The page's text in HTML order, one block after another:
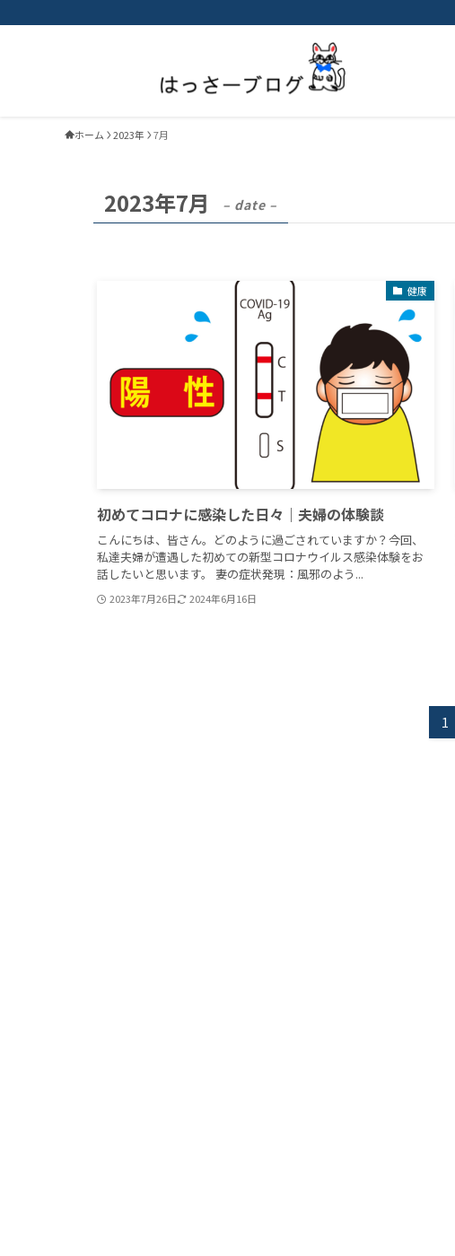
ホーム 2023年 7月
2023年7月 – date –
健康
初めてコロナに感染した日々｜夫婦の体験談
こんにちは、皆さん。どのように過ごされていますか？今回、
私達夫婦が遭遇した初めての新型コロナウイルス感染体験をお
話したいと思います。 妻の症状発現：風邪のよう...
2023年7月26日 2024年6月16日
1